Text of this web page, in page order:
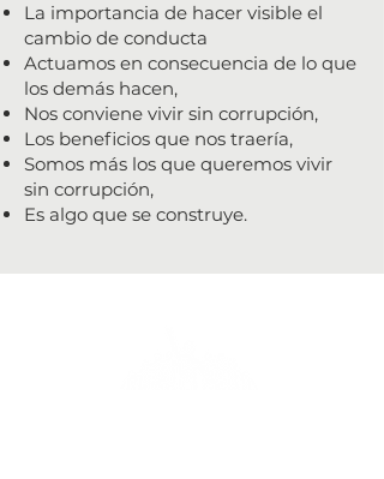
La importancia de hacer visible el
cambio de conducta
Actuamos en consecuencia de lo que
los demás hacen,
Nos conviene vivir sin corrupción,
Los beneficios que nos traería,
Somos más los que queremos vivir
sin corrupción,
Es algo que se construye.